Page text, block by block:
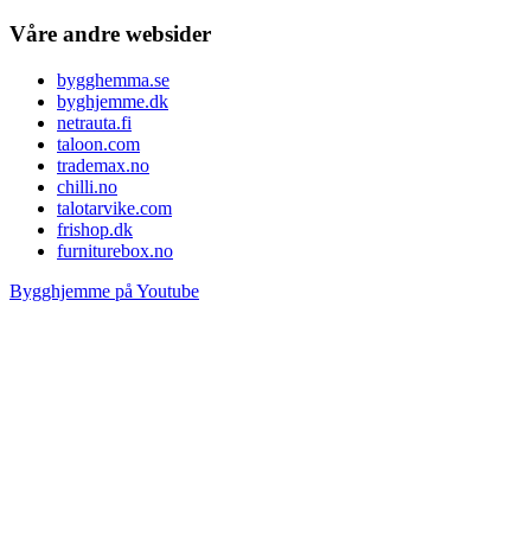
Våre andre websider
bygghemma.se
byghjemme.dk
netrauta.fi
taloon.com
trademax.no
chilli.no
talotarvike.com
frishop.dk
furniturebox.no
Bygghjemme på Youtube